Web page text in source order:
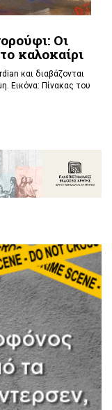
Οι
καλοκαίρι
και διαβάζονται
Εικόνα: Πίνακας του